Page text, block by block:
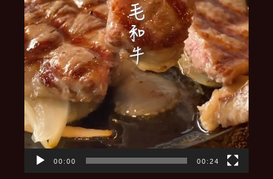
00:00 00:24